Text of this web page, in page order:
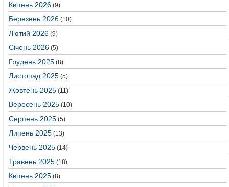
Квітень 2026 (9)
Березень 2026 (10)
Лютий 2026 (9)
Січень 2026 (5)
Грудень 2025 (8)
Листопад 2025 (5)
Жовтень 2025 (11)
Вересень 2025 (10)
Серпень 2025 (5)
Липень 2025 (13)
Червень 2025 (14)
Травень 2025 (18)
Квітень 2025 (8)